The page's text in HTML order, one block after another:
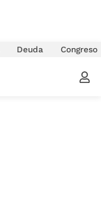
Deuda Congreso